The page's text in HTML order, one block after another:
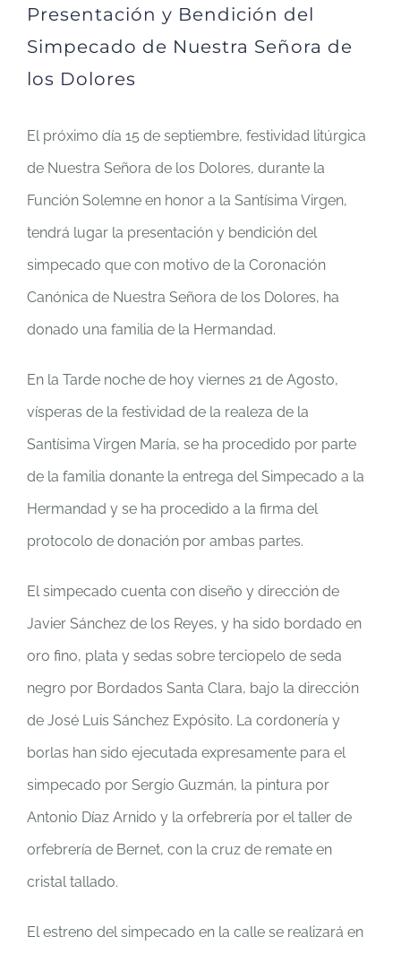
Presentación y Bendición del
Simpecado de Nuestra Señora de
los Dolores
El próximo día 15 de septiembre, festividad litúrgica
de Nuestra Señora de los Dolores, durante la
Función Solemne en honor a la Santísima Virgen,
tendrá lugar la presentación y bendición del
simpecado que con motivo de la Coronación
Canónica de Nuestra Señora de los Dolores, ha
donado una familia de la Hermandad.
En la Tarde noche de hoy viernes 21 de Agosto,
vísperas de la festividad de la realeza de la
Santísima Virgen María, se ha procedido por parte
de la familia donante la entrega del Simpecado a la
Hermandad y se ha procedido a la firma del
protocolo de donación por ambas partes.
El simpecado cuenta con diseño y dirección de
Javier Sánchez de los Reyes, y ha sido bordado en
oro fino, plata y sedas sobre terciopelo de seda
negro por Bordados Santa Clara, bajo la dirección
de José Luis Sánchez Expósito. La cordonería y
borlas han sido ejecutada expresamente para el
simpecado por Sergio Guzmán, la pintura por
Antonio Díaz Arnido y la orfebrería por el taller de
orfebrería de Bernet, con la cruz de remate en
cristal tallado.
El estreno del simpecado en la calle se realizará en